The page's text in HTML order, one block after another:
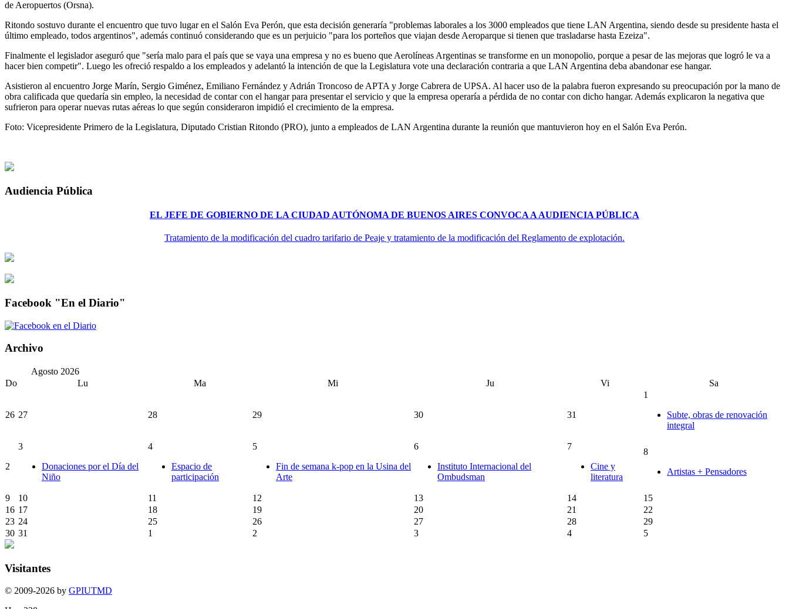
de Aeropuertos (Orsna).
Ritondo sostuvo durante el encuentro que tuvo lugar en el Salón Eva Perón, que esta decisión generaría "problemas laborales a los 3000 empleados que tiene LAN Argentina, siendo desde su presidente hasta el
último empleado, todos argentinos", además continuó considerando que es un perjuicio "para los porteños que viajan desde Aeroparque si tienen que trasladarse hasta Ezeiza".
Finalmente el legislador aseguró que "sería malo para el país que se vaya una empresa y no es bueno que Aerolíneas Argentinas se transforme en un monopolio, porque a pesar de las mejoras que logró le va a
hacer bien competir". Luego les ofreció respaldo a los empleados y adelantó la intención de que la Legislatura vote una declaración contraria a que LAN Argentina deba abandonar ese hangar.
Asistieron al encuentro Jorge Marín, Sergio Giménez, Emiliano Fernández y Adrián Troncoso de APTA y Jorge Cabrera de UPSA. Al hacer uso de la palabra fueron expresando su preocupación por la mano de
obra calificada que quedaría sin empleo, la necesidad de contar con el hangar para presentar el servicio y que la empresa operaría a pérdida de no contar con dicho hangar. Además explicaron la negativa que
sufrieron para operar nuevas rutas aéreas lo que según consideraron impidió el crecimiento de la empresa.
Foto: Vicepresidente Primero de la Legislatura, Diputado Cristian Ritondo (PRO), junto a empleados de LAN Argentina durante la reunión que mantuvieron hoy en el Salón Eva Perón.
Audiencia Pública
EL JEFE DE GOBIERNO DE LA CIUDAD AUTÓNOMA DE BUENOS AIRES CONVOCA A AUDIENCIA PÚBLICA
Tratamiento de la modificación del cuadro tarifario de Peaje y tratamiento de la modificación del Reglamento de explotación.
Facebook "En el Diario"
Archivo
Agosto 2026
Do
Lu Ma Mi Ju Vi Sa
26 27 28 29 30 31
1
Subte, obras de renovación
integral
2
3
Donaciones por el Día del
Niño
4
Espacio de
participación
5
Fin de semana k-pop en la Usina del
Arte
6
Instituto Internacional del
Ombudsman
7
Cine y
literatura
8
Artistas + Pensadores
9 10 11 12 13 14
15
16 17 18 19 20 21
22
23 24 25 26 27 28
29
30 31 1 2 3 4 5
Visitantes
© 2009-2026 by GPIUTMD